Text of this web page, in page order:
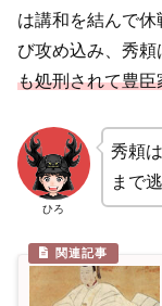
は講和を結んで
び攻め込み、秀頼
も処刑されて豊
ひろ
秀頼
まで